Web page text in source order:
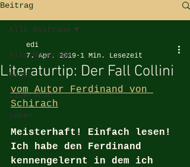
Beitrag
Alle Beiträge
Kunst
Literatur
Leben
Alle Beiträge
Literaturtip: Der Fall Collini
edi
7. Apr. 2019 1 Min. Lesezeit
vom Autor Ferdinand von
Schirach
Meisterhaft! Einfach lesen!
Ich habe den Ferdinand
kennengelernt in dem ich